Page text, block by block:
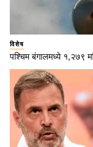
विशेष
पश्चिम बंगालमध्ये १,२७९